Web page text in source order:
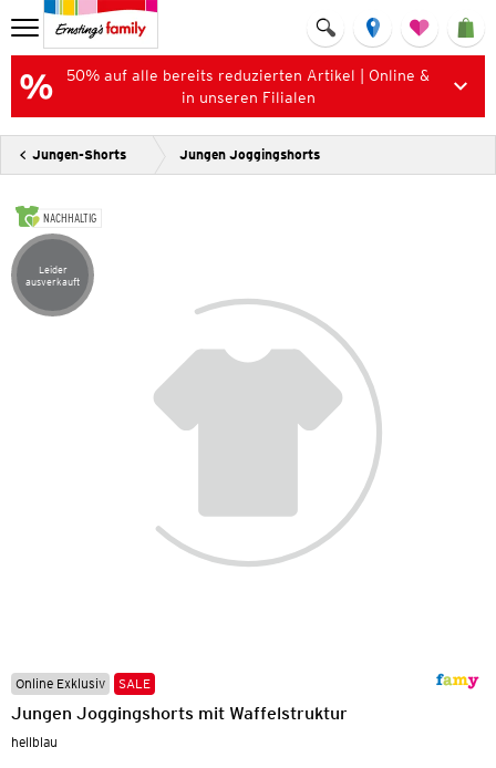
50% auf alle bereits reduzierten Artikel | Online &
in unseren Filialen
Jungen-Shorts Jungen Joggingshorts
NACHHALTIG
Artikel leider ausverkauft
Leider
ausverkauft
Online Exklusiv SALE
Jungen Joggingshorts mit Waffelstruktur
hellblau